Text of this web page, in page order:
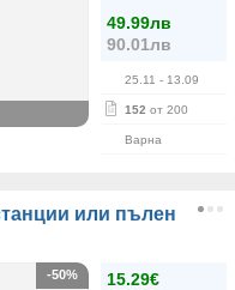
49.99лв
90.01лв
25.11 - 13.09
152 от 200
Варна
или пълен
15.29€
-50%